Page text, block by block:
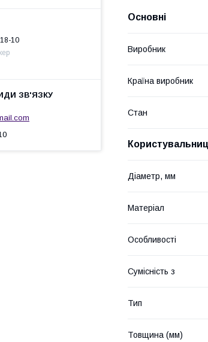
Основні
Виробник
Країна виробник
Стан
Діаметр, мм
Матеріал
Особливості
Сумісність з
Тип
Товщина (мм)
10